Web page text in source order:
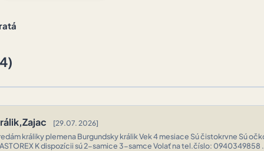
[29.07. 2026]
králiky plemena Burgundsky králik Vek 4 mesiace Sú čistokrvne Sú
CASTOREX K dispozícii sú 2-samice 3-samce Volať na tel.číslo: